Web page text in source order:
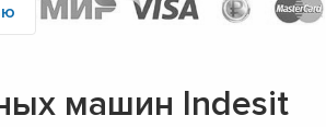
машин Indesit